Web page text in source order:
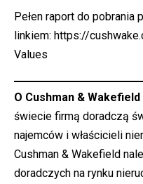
Pełen raport do pobrania
linkiem: https://
Values
O Cushman & Wakefield
świecie firmą doradczą
najemców i właścicieli
Cushman & Wakefield
doradczych na rynku